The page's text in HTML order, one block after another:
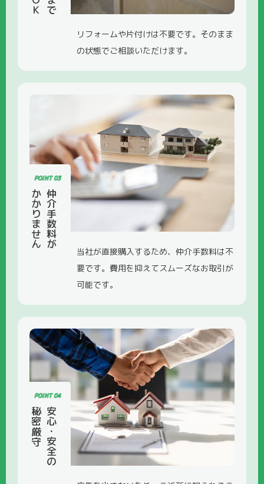
リフォームや片付けは不要です。そのまま
の状態でご相談いただけます。
POINT 03
仲介手数料が
かかりません
当社が直接購入するため、仲介手数料は不
要です。費用を抑えてスムーズなお取引が
可能です。
POINT 04
安心・安全の
秘密厳守